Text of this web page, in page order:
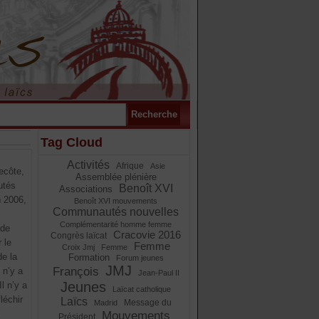
le
la
a
n’y a
Tag Cloud
Activités Afrique Asie
Assemblée plénière
Associations
Benoît XVI
Benoît XVI mouvements
Communautés nouvelles
Complémentarité homme femme
Congrès laïcat Cracovie 2016
Croix Jmj Femme Femme
Formation Forum jeunes
François JMJ Jean-Paul II
Jeunes Laïcat catholique
Laïcs Madrid
Message du
Président
Mouvements